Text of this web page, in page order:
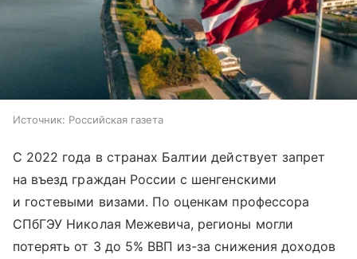
Источник: Российская газета
С 2022 года в странах Балтии действует запрет
на въезд граждан России с шенгенскими
и гостевыми визами. По оценкам профессора
СПбГЭУ Николая Межевича, регионы могли
потерять от 3 до 5% ВВП из-за снижения доходов